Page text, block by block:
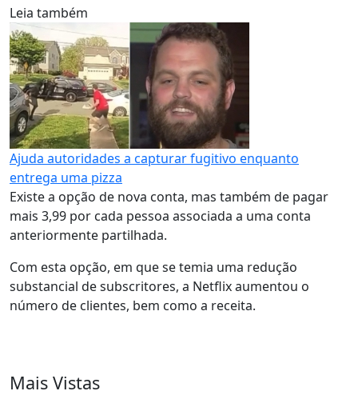
Leia também
Ajuda autoridades a capturar fugitivo enquanto
entrega uma pizza
Existe a opção de nova conta, mas também de pagar
mais 3,99 por cada pessoa associada a uma conta
anteriormente partilhada.
Com esta opção, em que se temia uma redução
substancial de subscritores, a Netflix aumentou o
número de clientes, bem como a receita.
Mais Vistas